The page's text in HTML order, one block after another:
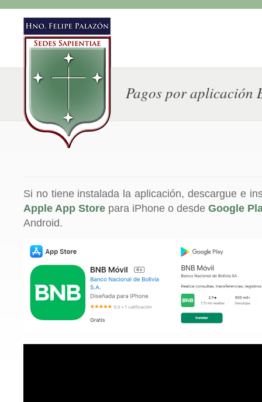
Pagos por aplicación
Si no tiene instalada la aplicación, descargue e
Apple App Store para iPhone o desde Google
Android.